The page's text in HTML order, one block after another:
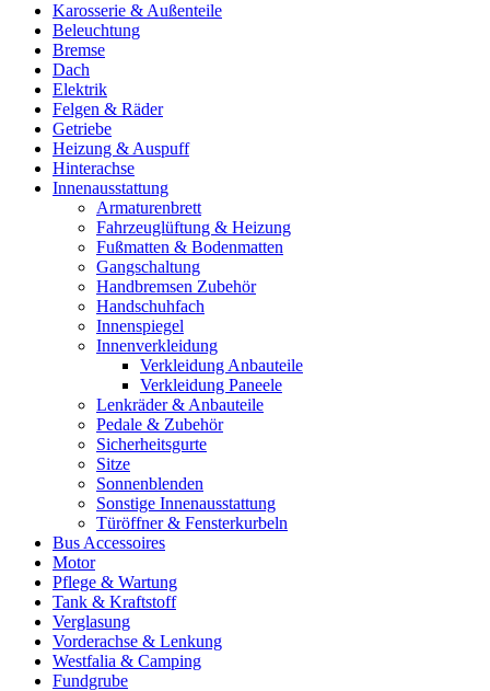
Karosserie & Außenteile
Beleuchtung
Bremse
Dach
Elektrik
Felgen & Räder
Getriebe
Heizung & Auspuff
Hinterachse
Innenausstattung
Armaturenbrett
Fahrzeuglüftung & Heizung
Fußmatten & Bodenmatten
Gangschaltung
Handbremsen Zubehör
Handschuhfach
Innenspiegel
Innenverkleidung
Verkleidung Anbauteile
Verkleidung Paneele
Lenkräder & Anbauteile
Pedale & Zubehör
Sicherheitsgurte
Sitze
Sonnenblenden
Sonstige Innenausstattung
Türöffner & Fensterkurbeln
Bus Accessoires
Motor
Pflege & Wartung
Tank & Kraftstoff
Verglasung
Vorderachse & Lenkung
Westfalia & Camping
Fundgrube